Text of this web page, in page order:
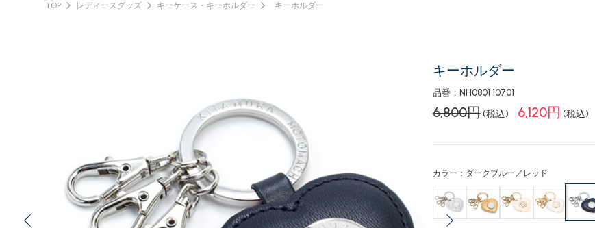
TOP レディースグッズ キーケース・キーホルダー キーホルダー
キーホルダー
品番：NH0801 10701
6,800円 (税込) 6,120円 (税込)
カラー：ダークブルー／レッド